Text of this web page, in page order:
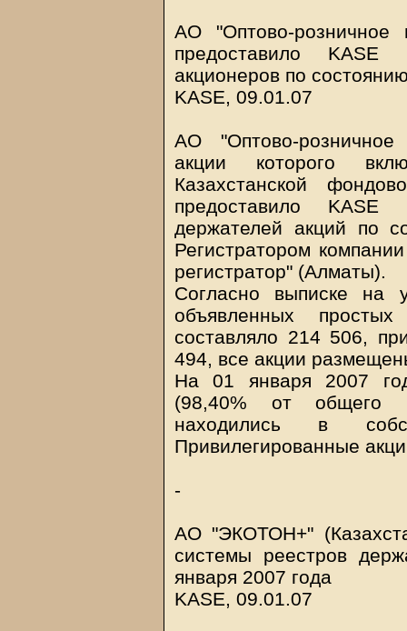
АО "Оптово-розничное
предоставило
акционеров по
KASE, 09.01.07
АО "Оптово-розничное
акции которого
Казахстанской
предоставило
держателей акций по
Регистратором
регистратор" (Алматы).
Согласно выписке на
объявленных
составляло 214 506,
494, все акции
На 01 января 2007
(98,40% от общего
находились в
Привилегированные
-
АО "ЭКОТОН+"
системы реестров
января 2007 года
KASE, 09.01.07